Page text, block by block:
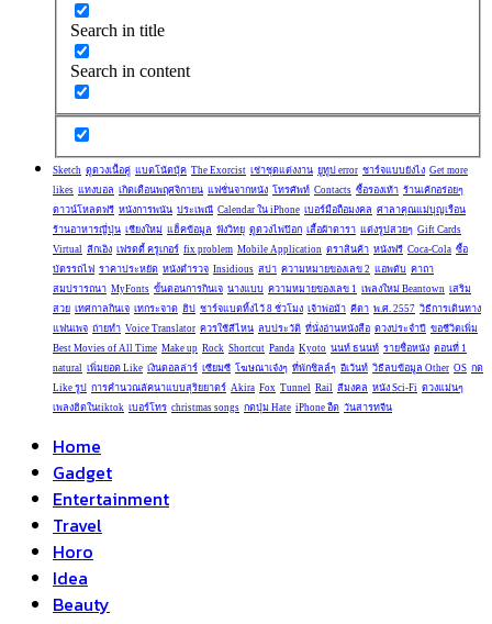
Search in title
Search in content
Sketch ดูดวงเนื้อคู่ แบตโน้ตบุ้ค The Exorcist เช่าชุดแต่งงาน ยูทูป error ชาร์จแบบยังไง Get more
likes แทงบอล เกิดเดือนพฤศจิกายน แฟชั่นจากหนัง โทรศัพท์ Contacts ซื้อรองเท้า ร้านเค้กอร่อยๆ
ดาวน์โหลดฟรี หนังการพนัน ประเพณี Calendar ใน iPhone เบอร์มือถือมงคล ศาลาคุณแม่บุญเรือน
ร้านอาหารญี่ปุ่น เชียงใหม่ แฮ็คข้อมูล ฟังวิทยุ ดูดวงไพ่ป๊อก เสื้อผ้าดารา แต่งรูปสวยๆ Gift Cards
Virtual ลีกเอิง เฟรดดี้ ครูเกอร์ fix problem Mobile Application ตราสินค้า หนังฟรี Coca-Cola ซื้อ
บัตรรถไฟ ราคาประหยัด หนังตำรวจ Insidious สปา ความหมายของเลข 2 แอพดับ คาถา
สมปรารถนา MyFonts ขั้นตอนการกินเจ นางแบบ ความหมายของเลข 1 เพลงใหม่ Beantown เสริม
สวย เทศกาลกินเจ เทกระจาด ฮิป ชาร์จแบตทิ้งไว้ 8 ชั่วโมง เจ้าพ่อม้า คีตา พ.ศ. 2557 วิธีการเดินทาง
แฟนเพจ ถ่ายทำ Voice Translator ควรใช้สีไหน ลบประวัติ ที่นั่งอ่านหนังสือ ดวงประจำปี ขอชีวิตเพิ่ม
Best Movies of All Time Make up Rock Shortcut Panda Kyoto นนท์ ธนนท์ รายชื่อหนัง ตอนที่ 1
natural เพิ่มยอด Like เงินดอลล่าร์ เซียมซี โฆษณาเจ๋งๆ ที่พักชิลล์ๆ อีเว้นท์ วิธีลบข้อมูล Other OS กด
Like รูป
การคำนวณลัคนาแบบสุริยยาตร์ Akira Fox Tunnel Rail สีมงคล หนัง Sci-Fi ดวงแม่นๆ
เพลงฮิตในtiktok เบอร์โทร christmas songs กดปุ่ม Hate iPhone อืด วันสารทจีน
Home
Gadget
Entertainment
Travel
Horo
Idea
Beauty